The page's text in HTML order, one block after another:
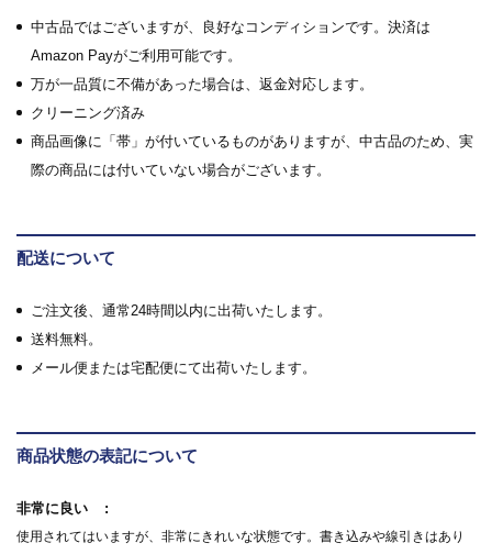
中古品ではございますが、良好なコンディションです。決済は
Amazon Payがご利用可能です。
万が一品質に不備があった場合は、返金対応します。
クリーニング済み
商品画像に「帯」が付いているものがありますが、中古品のため、実
際の商品には付いていない場合がございます。
配送について
ご注文後、通常24時間以内に出荷いたします。
送料無料。
メール便または宅配便にて出荷いたします。
商品状態の表記について
非常に良い
使用されてはいますが、非常にきれいな状態です。書き込みや線引きはあり